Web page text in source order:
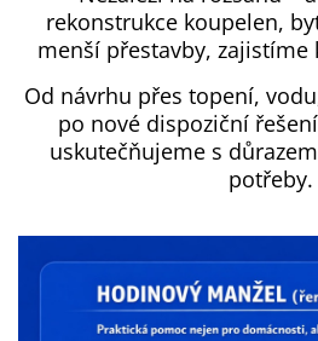
rekonstrukce koupelen,
menší přestavby,
Od návrhu přes topení,
po nové dispoziční
uskutečňujeme s
potřeby.